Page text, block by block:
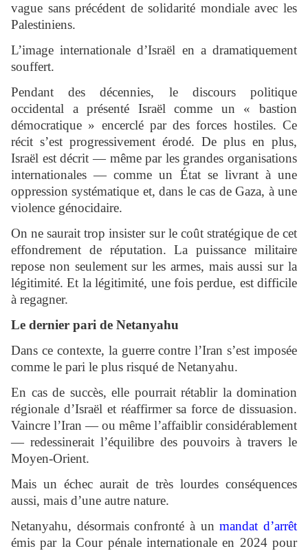
vague sans précédent de solidarité mondiale avec les
Palestiniens.
L’image internationale d’Israël en a dramatiquement
souffert.
Pendant des décennies, le discours politique
occidental a présenté Israël comme un « bastion
démocratique » encerclé par des forces hostiles. Ce
récit s’est progressivement érodé. De plus en plus,
Israël est décrit — même par les grandes organisations
internationales — comme un État se livrant à une
oppression systématique et, dans le cas de Gaza, à une
violence génocidaire.
On ne saurait trop insister sur le coût stratégique de cet
effondrement de réputation. La puissance militaire
repose non seulement sur les armes, mais aussi sur la
légitimité. Et la légitimité, une fois perdue, est difficile
à regagner.
Le dernier pari de Netanyahu
Dans ce contexte, la guerre contre l’Iran s’est imposée
comme le pari le plus risqué de Netanyahu.
En cas de succès, elle pourrait rétablir la domination
régionale d’Israël et réaffirmer sa force de dissuasion.
Vaincre l’Iran — ou même l’affaiblir considérablement
— redessinerait l’équilibre des pouvoirs à travers le
Moyen-Orient.
Mais un échec aurait de très lourdes conséquences
aussi, mais d’une autre nature.
Netanyahu, désormais confronté à unmandat d’arrêt
émis par la Cour pénale internationale en 2024 pour